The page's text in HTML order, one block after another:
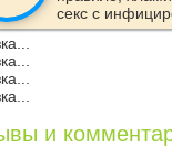
секс с
и